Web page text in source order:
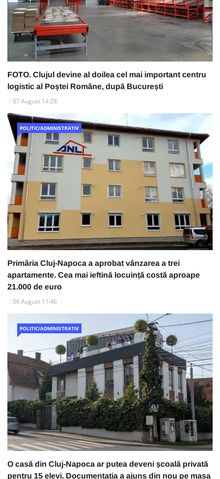
FOTO. Clujul devine al doilea cel mai important centru
logistic al Poștei Române, după București
07 August 14:28
POLITIC/ADMINISTRATIV
Primăria Cluj-Napoca a aprobat vânzarea a trei
apartamente. Cea mai ieftină locuință costă aproape
21.000 de euro
06 August 11:46
POLITIC/ADMINISTRATIV
O casă din Cluj-Napoca ar putea deveni școală privată
pentru 15 elevi. Documentația a ajuns din nou pe masa